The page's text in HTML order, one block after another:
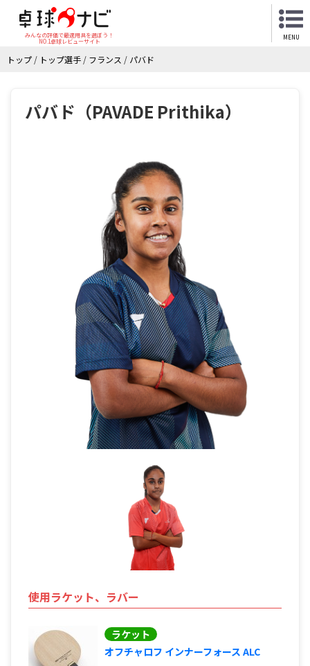
みんなの評価で最適用具を選ぼう！
NO.1卓球レビューサイト
MENU
トップ / トップ選手 / フランス / パバド
パバド（PAVADE Prithika）
使用ラケット、ラバー
ラケット
オフチャロフ インナーフォース ALC